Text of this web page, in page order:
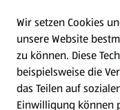
WhatsApp
Gewinnspiele
Wir setzen Cookies
unsere Website
zu können. Diese
beispielsweise die
das Teilen auf
Einwilligung können